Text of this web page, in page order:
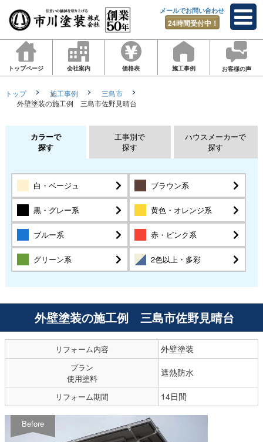
メールでお問い合わせ
24時間受付中！
トップページ 会社案内 価格表 施工事例 お客様の声
トップ 施工事例
三島市
外壁塗装の施工例 三島市佐野見晴台
カラーで
探す
工事別で
探す
ハウスメーカーで
探す
白・ベージュ ブラウン系
黒・グレー系 黄色・オレンジ系
ブルー系 赤・ピンク系
グリーン系 2色以上・多彩
外壁塗装の施工例 三島市佐野見晴台
リフォーム内容 外壁塗装
プラン
使用塗料
遮熱防水
リフォーム期間 14日間
Before